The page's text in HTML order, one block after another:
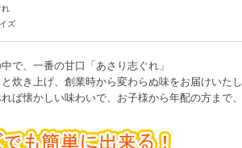
ズ
で、一番の甘口「あさり志ぐれ」
炊き上げ、創業時から変わらぬ味をお届けいた
ば懐かしい味わいで、お子様から年配の方まで